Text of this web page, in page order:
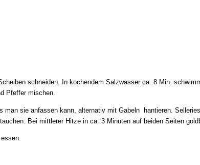
schneiden. In kochendem Salzwasser ca. 8 Min.
Pfeffer mischen.
man sie anfassen kann, alternativ mit Gabeln hantieren.
Bei mittlerer Hitze in ca. 3 Minuten auf beiden Seiten